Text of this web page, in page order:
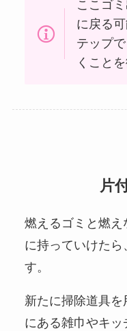
ここゴ
に戻る
テップ
くこと
片
燃えるゴミと燃
に持っていけたら
す。
新たに掃除道具
にある雑巾やキ